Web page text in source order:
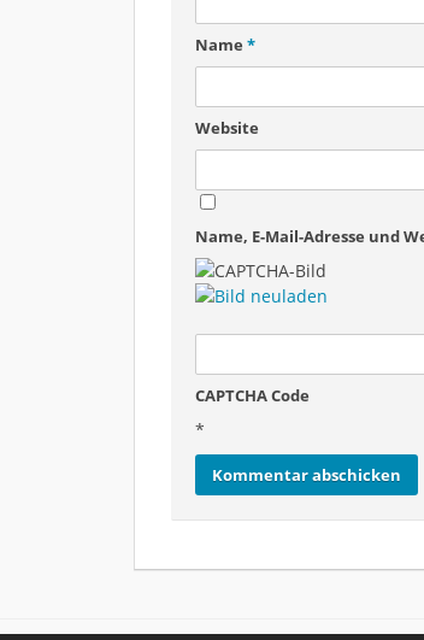
Name *
Website
Name, E-Mail-Adresse und
CAPTCHA Code
*